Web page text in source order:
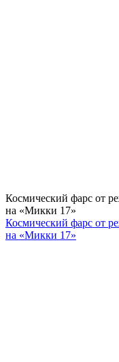
Космический фарс от
на «Микки 17»
Космический фарс от
на «Микки 17»